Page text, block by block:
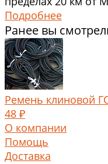
Подробнее
Ранее вы
Ремень клиновой
48 ₽
О компании
Помощь
Доставка